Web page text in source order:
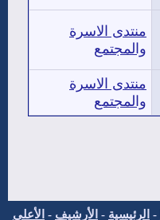
منتدى الاسرة
والمجتمع
منتدى الاسرة
والمجتمع
- الرئيسية - الأرشيف - الأعلى